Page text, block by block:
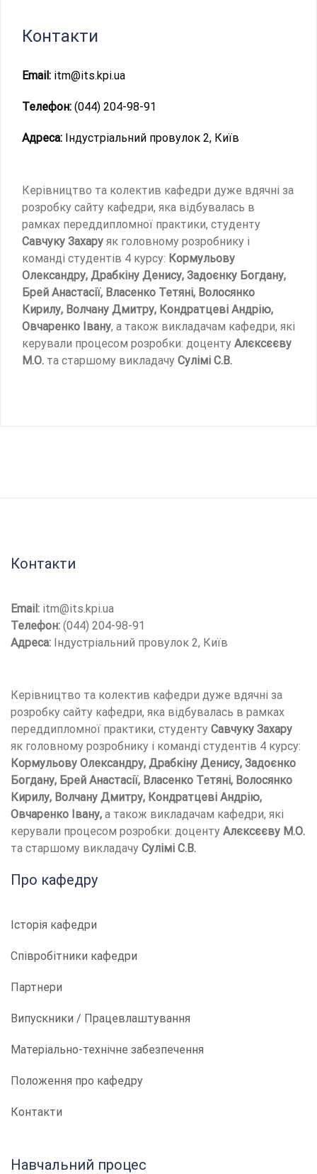
Контакти
Email: itm@its.kpi.ua
Телефон: (044) 204-98-91
Адреса: Індустріальний провулок 2, Київ
Керівництво та колектив кафедри дуже вдячні за
розробку сайту кафедри, яка відбувалась в
рамках переддипломної практики, студенту
Савчуку Захару як головному розробнику і
команді студентів 4 курсу: Кормульову
Олександру, Драбкіну Денису, Задоєнку Богдану,
Брей Анастасії, Власенко Тетяні, Волосянко
Кирилу, Волчану Дмитру, Кондратцеві Андрію,
Овчаренко Івану, а також викладачам кафедри, які
керували процесом розробки: доценту Алєксєєву
М.О. та старшому викладачу Сулімі С.В.
Контакти
Email: itm@its.kpi.ua
Телефон: (044) 204-98-91
Адреса: Індустріальний провулок 2, Київ
Керівництво та колектив кафедри дуже вдячні за
розробку сайту кафедри, яка відбувалась в рамках
переддипломної практики, студенту Савчуку Захару
як головному розробнику і команді студентів 4 курсу:
Кормульову Олександру, Драбкіну Денису, Задоєнко
Богдану, Брей Анастасії, Власенко Тетяні, Волосянко
Кирилу, Волчану Дмитру, Кондратцеві Андрію,
Овчаренко Івану, а також викладачам кафедри, які
керували процесом розробки: доценту Алєксєєву М.О.
та старшому викладачу Сулімі С.В.
Про кафедру
Історія кафедри
Співробітники кафедри
Партнери
Випускники / Працевлаштування
Матеріально-технічне забезпечення
Положення про кафедру
Контакти
Навчальний процес